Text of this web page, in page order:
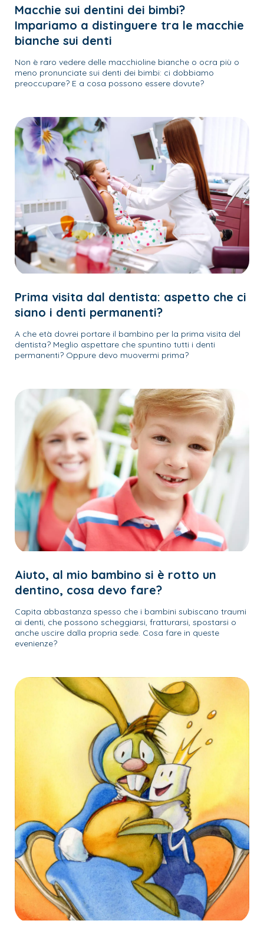
Macchie sui dentini dei bimbi?
Impariamo a distinguere tra le macchie
bianche sui denti
Non è raro vedere delle macchioline bianche o ocra più o
meno pronunciate sui denti dei bimbi: ci dobbiamo
preoccupare? E a cosa possono essere dovute?
Prima visita dal dentista: aspetto che ci
siano i denti permanenti?
A che età dovrei portare il bambino per la prima visita del
dentista? Meglio aspettare che spuntino tutti i denti
permanenti? Oppure devo muovermi prima?
Aiuto, al mio bambino si è rotto un
dentino, cosa devo fare?
Capita abbastanza spesso che i bambini subiscano traumi
ai denti, che possono scheggiarsi, fratturarsi, spostarsi o
anche uscire dalla propria sede. Cosa fare in queste
evenienze?